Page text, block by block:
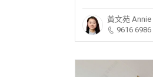
黃文苑 Annie
9616 6986